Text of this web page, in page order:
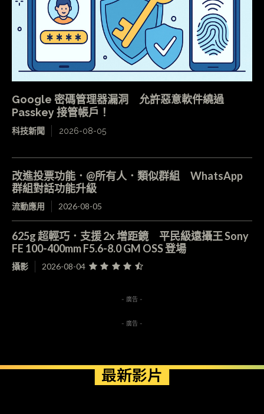
Google 密碼管理器漏洞 允許惡意軟件繞過
Passkey 接管帳戶！
科技新聞 2026-08-05
改進投票功能．@所有人．類似群組 WhatsApp
群組對話功能升級
流動應用 2026-08-05
625g 超輕巧．支援 2x 增距鏡 平民級遠攝王 Sony
FE 100-400mm F5.6-8.0 GM OSS 登場
攝影 2026-08-04
- 廣告 -
- 廣告 -
最新影片